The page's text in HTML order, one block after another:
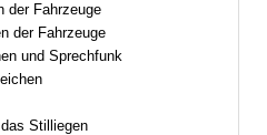
der Fahrzeuge
der Fahrzeuge
und Sprechfunk
Stilliegen